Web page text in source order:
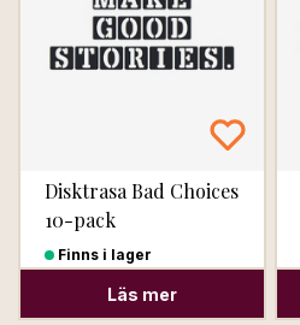
Disktrasa Bad Choices
10-pack
Finns i lager
Läs mer